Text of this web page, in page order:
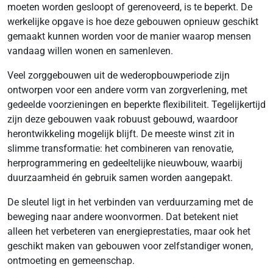
moeten worden gesloopt of gerenoveerd, is te beperkt. De
werkelijke opgave is hoe deze gebouwen opnieuw geschikt
gemaakt kunnen worden voor de manier waarop mensen
vandaag willen wonen en samenleven.
Veel zorggebouwen uit de wederopbouwperiode zijn
ontworpen voor een andere vorm van zorgverlening, met
gedeelde voorzieningen en beperkte flexibiliteit. Tegelijkertijd
zijn deze gebouwen vaak robuust gebouwd, waardoor
herontwikkeling mogelijk blijft. De meeste winst zit in
slimme transformatie: het combineren van renovatie,
herprogrammering en gedeeltelijke nieuwbouw, waarbij
duurzaamheid én gebruik samen worden aangepakt.
De sleutel ligt in het verbinden van verduurzaming met de
beweging naar andere woonvormen. Dat betekent niet
alleen het verbeteren van energieprestaties, maar ook het
geschikt maken van gebouwen voor zelfstandiger wonen,
ontmoeting en gemeenschap.